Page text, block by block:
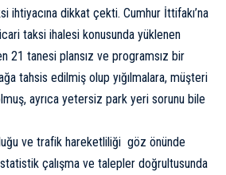
ihtiyacına dikkat çekti. Cumhur İttifakı’na
taksi ihalesi konusunda yüklenen
21 tanesi plansız ve programsız bir
tahsis edilmiş olup yığılmalara, müşteri
ayrıca yetersiz park yeri sorunu bile
ve trafik hareketliliği göz önünde
çalışma ve talepler doğrultusunda